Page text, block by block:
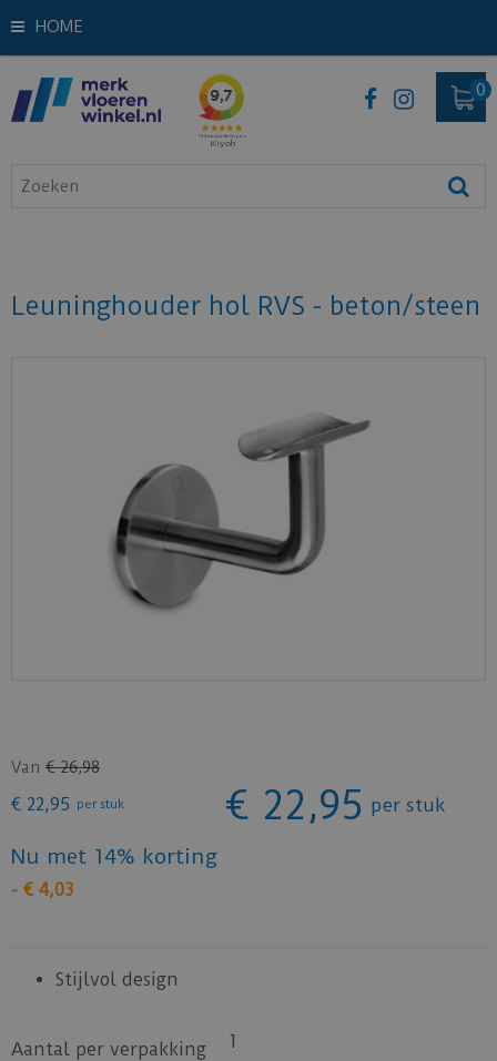
HOME
Leuninghouder hol RVS - beton/steen
Van € 26,98
€ 22,95 per stuk € 22,95 per stuk
Nu met 14% korting
- € 4,03
Stijlvol design
Aantal per verpakking 1